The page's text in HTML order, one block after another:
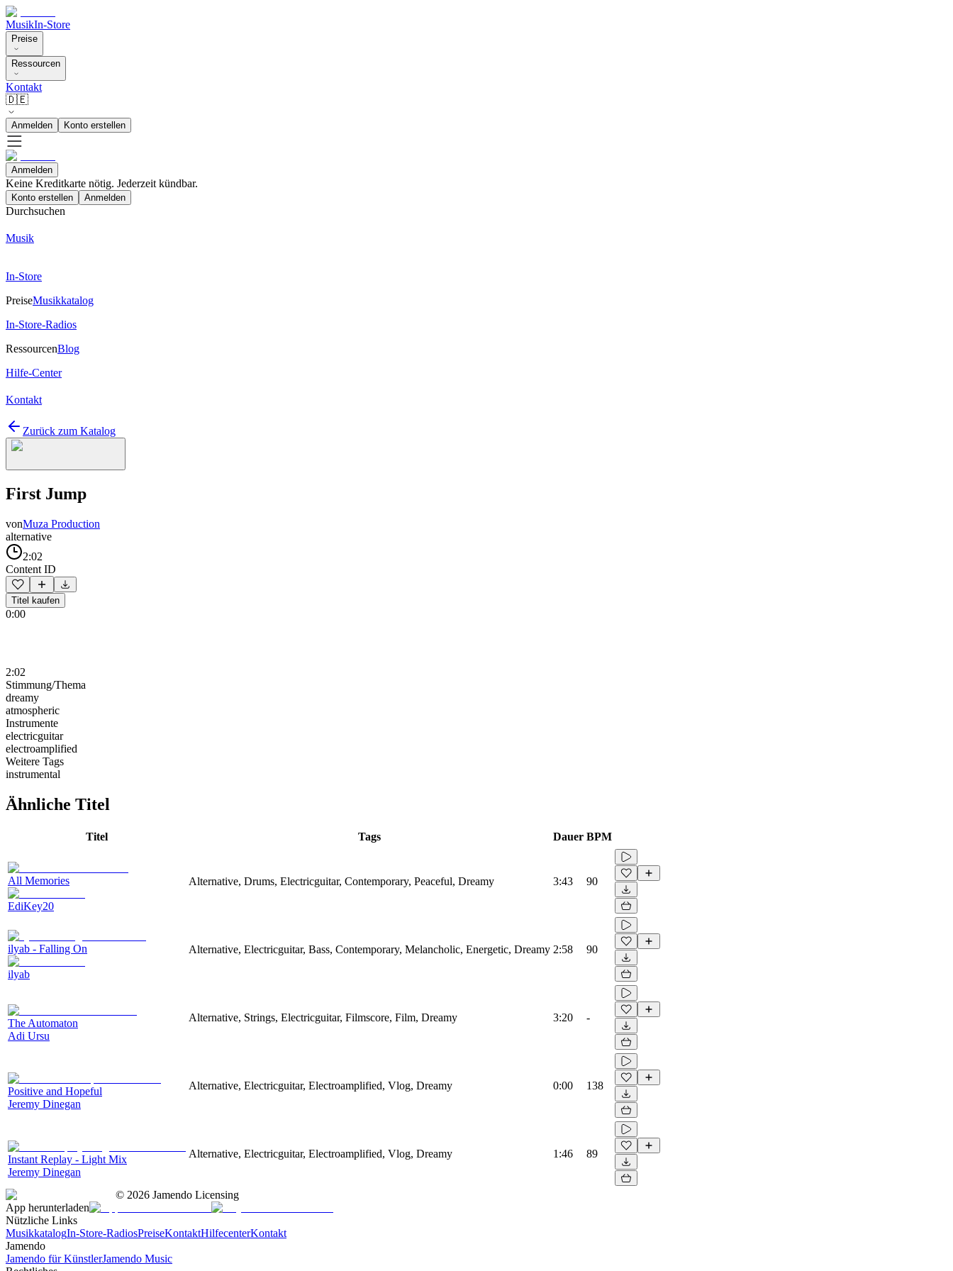
MusikIn-Store
Preise
Ressourcen
Kontakt
🇩🇪
Anmelden Konto erstellen
Anmelden
Keine Kreditkarte nötig. Jederzeit kündbar.
Konto erstellen Anmelden
Durchsuchen
Musik
In-Store
PreiseMusikkatalog
In-Store-Radios
RessourcenBlog
Hilfe-Center
Kontakt
Zurück zum Katalog
First Jump
vonMuza Production
alternative
2:02
Content ID
Titel kaufen
0:00
2:02
Stimmung/Thema
dreamy
atmospheric
Instrumente
electricguitar
electroamplified
Weitere Tags
instrumental
Ähnliche Titel
Titel Tags Dauer BPM
All Memories
EdiKey20
Alternative, Drums, Electricguitar, Contemporary, Peaceful, Dreamy 3:43 90
ilyab - Falling On
ilyab
Alternative, Electricguitar, Bass, Contemporary, Melancholic, Energetic, Dreamy 2:58 90
The Automaton
Adi Ursu
Alternative, Strings, Electricguitar, Filmscore, Film, Dreamy 3:20 -
Positive and Hopeful
Jeremy Dinegan
Alternative, Electricguitar, Electroamplified, Vlog, Dreamy 0:00 138
Instant Replay - Light Mix
Jeremy Dinegan
Alternative, Electricguitar, Electroamplified, Vlog, Dreamy 1:46 89
© 2026 Jamendo Licensing
App herunterladen
Nützliche Links
MusikkatalogIn-Store-RadiosPreiseKontaktHilfecenterKontakt
Jamendo
Jamendo für KünstlerJamendo Music